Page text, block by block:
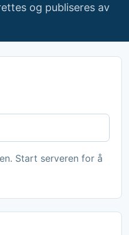
og publiseres av
Start serveren for å